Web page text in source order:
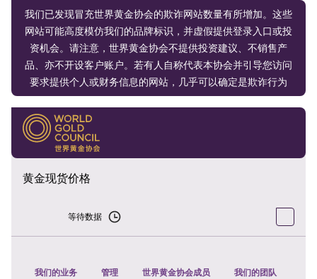
我们已发现冒充世界黄金协会的欺诈网站数量有所增加。这些
网站可能高度模仿我们的品牌标识，并虚假提供登录入口或投
资机会。请注意，世界黄金协会不提供投资建议、不销售产
品、亦不开设客户账户。若有人自称代表本协会并引导您访问
要求提供个人或财务信息的网站，几乎可以确定是欺诈行为
黄金现货价格
等待数据
我们的业务 管理 世界黄金协会成员 我们的团队